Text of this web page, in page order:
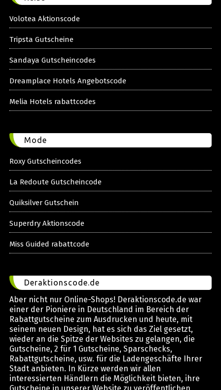
Volotea Aktionscode
Tripsta Gutscheine
Sandaya Gutscheincodes
Dreamplace Hotels Angebotscode
Melia Hotels rabattcodes
Mode
Roxy Gutscheincodes
La Redoute Gutscheincode
Quiksilver Gutschein
Superdry Aktionscode
Miss Guided rabattcode
Deraktionscode.de
Aber nicht nur Online-Shops! Deraktionscode.de war
einer der Pioniere in Deutschland im Bereich der
Rabattgutscheine zum Ausdrucken und heute, mit
seinem neuen Design, hat es sich das Ziel gesetzt,
wieder an die Spitze der Websites zu gelangen, die
Gutscheine, 2 für 1 Gutscheine, Sparschecks,
Rabattgutscheine, usw. für die Ladengeschäfte Ihrer
Stadt anbieten. In Kürze werden wir allen
interessierten Händlern die Möglichkeit bieten, ihre
Gutscheine in unserer Website zu veröffentlichen,